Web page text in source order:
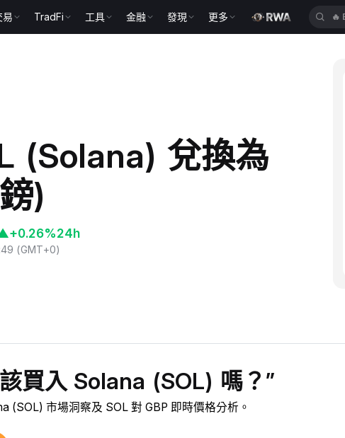
易 TradFi 工具 金融 發現 更多 🔥
(Solana) 兌換為
)
+0.26%24h
(GMT+0)
買入 Solana (SOL) 嗎？”
(SOL) 市場洞察及 SOL 對 GBP 即時價格分析。